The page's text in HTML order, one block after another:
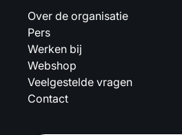
Over de organisatie
Pers
Werken bij
Webshop
Veelgestelde vragen
Contact